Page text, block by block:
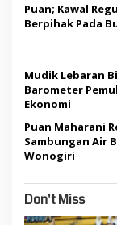
Puan; Kawal
Berpihak Pada
Mudik Lebaran
Barometer
Ekonomi
Puan Maharani
Sambungan Air
Wonogiri
Don't Miss